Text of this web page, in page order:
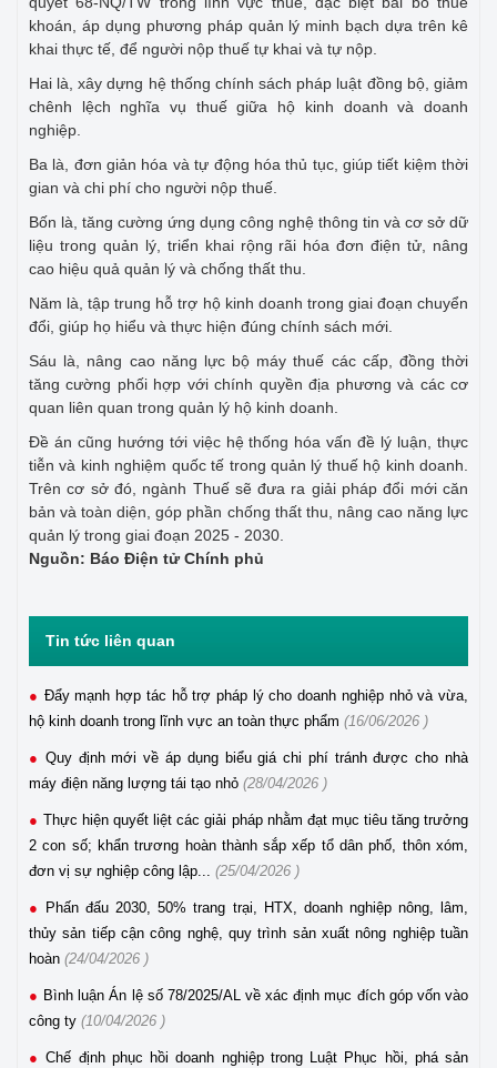
khoán, áp dụng phương pháp quản lý minh bạch dựa trên kê
khai thực tế, để người nộp thuế tự khai và tự nộp.
Hai là, xây dựng hệ thống chính sách pháp luật đồng bộ, giảm
chênh lệch nghĩa vụ thuế giữa hộ kinh doanh và doanh
nghiệp.
Ba là, đơn giản hóa và tự động hóa thủ tục, giúp tiết kiệm thời
gian và chi phí cho người nộp thuế.
Bốn là, tăng cường ứng dụng công nghệ thông tin và cơ sở dữ
liệu trong quản lý, triển khai rộng rãi hóa đơn điện tử, nâng
cao hiệu quả quản lý và chống thất thu.
Năm là, tập trung hỗ trợ hộ kinh doanh trong giai đoạn chuyển
đổi, giúp họ hiểu và thực hiện đúng chính sách mới.
Sáu là, nâng cao năng lực bộ máy thuế các cấp, đồng thời
tăng cường phối hợp với chính quyền địa phương và các cơ
quan liên quan trong quản lý hộ kinh doanh.
Đề án cũng hướng tới việc hệ thống hóa vấn đề lý luận, thực
tiễn và kinh nghiệm quốc tế trong quản lý thuế hộ kinh doanh.
Trên cơ sở đó, ngành Thuế sẽ đưa ra giải pháp đổi mới căn
bản và toàn diện, góp phần chống thất thu, nâng cao năng lực
quản lý trong giai đoạn 2025 - 2030.
Nguồn: Báo Điện tử Chính phủ
Tin tức liên quan
Đẩy mạnh hợp tác hỗ trợ pháp lý cho doanh nghiệp nhỏ và vừa,
hộ kinh doanh trong lĩnh vực an toàn thực phẩm (16/06/2026 )
Quy định mới về áp dụng biểu giá chi phí tránh được cho nhà
máy điện năng lượng tái tạo nhỏ (28/04/2026 )
Thực hiện quyết liệt các giải pháp nhằm đạt mục tiêu tăng trưởng
2 con số; khẩn trương hoàn thành sắp xếp tổ dân phố, thôn xóm,
đơn vị sự nghiệp công lập... (25/04/2026 )
Phấn đấu 2030, 50% trang trại, HTX, doanh nghiệp nông, lâm,
thủy sản tiếp cận công nghệ, quy trình sản xuất nông nghiệp tuần
hoàn (24/04/2026 )
Bình luận Án lệ số 78/2025/AL về xác định mục đích góp vốn vào
công ty (10/04/2026 )
Chế định phục hồi doanh nghiệp trong Luật Phục hồi, phá sản